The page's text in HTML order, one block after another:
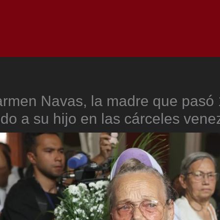
Navas, la madre que pasó
a su hijo en las cárceles